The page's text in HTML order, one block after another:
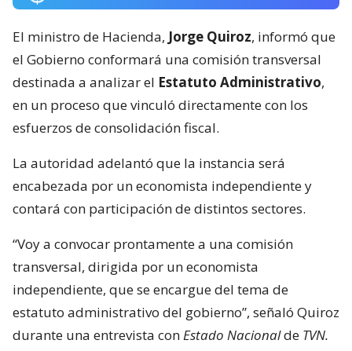
El ministro de Hacienda, Jorge Quiroz, informó que
el Gobierno conformará una comisión transversal
destinada a analizar el Estatuto Administrativo,
en un proceso que vinculó directamente con los
esfuerzos de consolidación fiscal.
La autoridad adelantó que la instancia será
encabezada por un economista independiente y
contará con participación de distintos sectores.
“Voy a convocar prontamente a una comisión
transversal, dirigida por un economista
independiente, que se encargue del tema de
estatuto administrativo del gobierno”, señaló Quiroz
durante una entrevista conEstado Nacionalde TVN.